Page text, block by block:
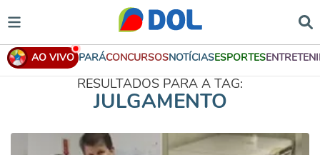
AO VIVO PARÁCONCURSOSNOTÍCIASESPORTES
RESULTADOS PARA A TAG:
JULGAMENTO